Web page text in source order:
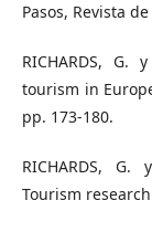
Pasos, Revista
RICHARDS, G.
tourism in
pp. 173-180.
RICHARDS, G.
Tourism